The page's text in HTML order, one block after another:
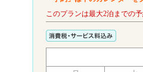
このプランは最大2泊までの